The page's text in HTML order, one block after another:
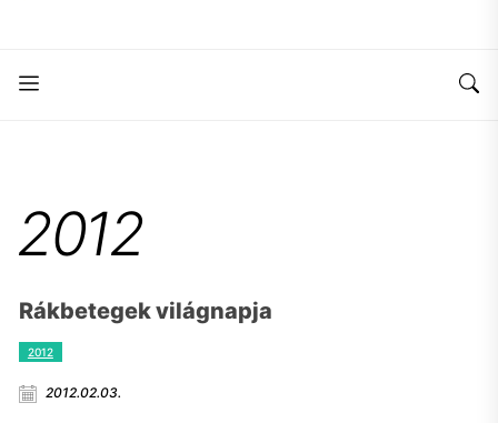
Archívum
2012
Rákbetegek világnapja
2012
2012.02.03.